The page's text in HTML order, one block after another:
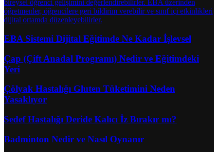
EBA Sistemi Dijital Eğitimde Ne Kadar İşlevsel
Çap (Çift Anadal Programı) Nedir ve Eğitimdeki
Yeri
Çölyak Hastalığı Gluten Tüketimini Neden
Yasaklıyor
Sedef Hastalığı Deride Kalıcı İz Bırakır mı?
Badminton Nedir ve Nasıl Oynanır